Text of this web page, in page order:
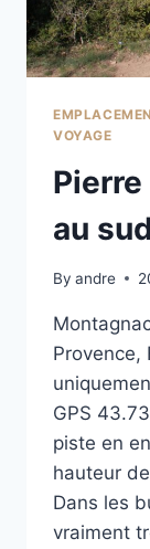
VOYAGE
au
By andre
Provence,
GPS
piste en
hauteur
Dans les
vraiment